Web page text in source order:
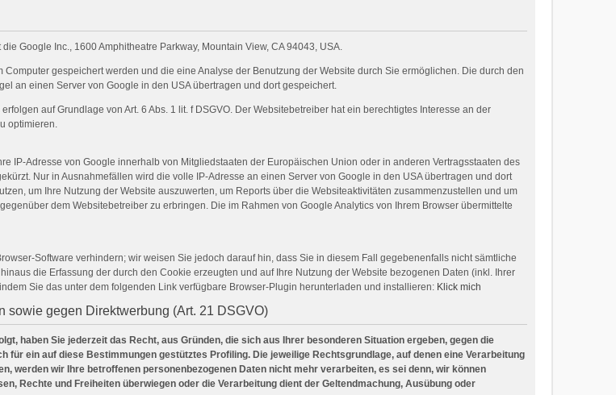
Google Inc., 1600 Amphitheatre Parkway, Mountain View, CA 94043, USA.
gespeichert werden und die eine Analyse der Benutzung der Website durch Sie ermöglichen. Die durch den
an einen Server von Google in den USA übertragen und dort gespeichert.
auf Grundlage von Art. 6 Abs. 1 lit. f DSGVO. Der Websitebetreiber hat ein berechtigtes Interesse an der
optimieren.
IP-Adresse von Google innerhalb von Mitgliedstaaten der Europäischen Union oder in anderen Vertragsstaaten des
Nur in Ausnahmefällen wird die volle IP-Adresse an einen Server von Google in den USA übertragen und dort
um Ihre Nutzung der Website auszuwerten, um Reports über die Websiteaktivitäten zusammenzustellen und um
dem Websitebetreiber zu erbringen. Die im Rahmen von Google Analytics von Ihrem Browser übermittelte
Software verhindern; wir weisen Sie jedoch darauf hin, dass Sie in diesem Fall gegebenenfalls nicht sämtliche
die Erfassung der durch den Cookie erzeugten und auf Ihre Nutzung der Website bezogenen Daten (inkl. Ihrer
Sie das unter dem folgenden Link verfügbare Browser-Plugin herunterladen und installieren: Klick mich
gegen Direktwerbung (Art. 21 DSGVO)
haben Sie jederzeit das Recht, aus Gründen, die sich aus Ihrer besonderen Situation ergeben, gegen die
für ein auf diese Bestimmungen gestütztes Profiling. Die jeweilige Rechtsgrundlage, auf denen eine Verarbeitung
werden wir Ihre betroffenen personenbezogenen Daten nicht mehr verarbeiten, es sei denn, wir können
Rechte und Freiheiten überwiegen oder die Verarbeitung dient der Geltendmachung, Ausübung oder